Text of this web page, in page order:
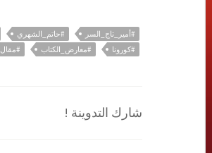
#أمير_تاج_السر #حاتم_الشهري
#كورونا
#معارض_الكتاب #مقال
شارك التدوينة !